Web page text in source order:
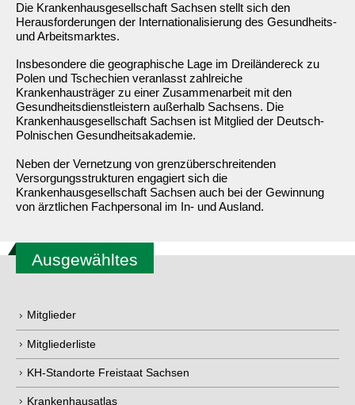
Die Krankenhausgesellschaft Sachsen stellt sich den
Herausforderungen der Internationalisierung des Gesundheits-
und Arbeitsmarktes.
Insbesondere die geographische Lage im Dreiländereck zu
Polen und Tschechien veranlasst zahlreiche
Krankenhausträger zu einer Zusammenarbeit mit den
Gesundheitsdienstleistern außerhalb Sachsens. Die
Krankenhausgesellschaft Sachsen ist Mitglied der Deutsch-
Polnischen Gesundheitsakademie.
Neben der Vernetzung von grenzüberschreitenden
Versorgungsstrukturen engagiert sich die
Krankenhausgesellschaft Sachsen auch bei der Gewinnung
von ärztlichen Fachpersonal im In- und Ausland.
Ausgewähltes
Mitglieder
Mitgliederliste
KH-Standorte Freistaat Sachsen
Krankenhausatlas